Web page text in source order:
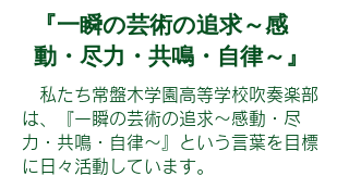
『一瞬の芸術の追求～感
動・尽力・共鳴・自律～』
私たち常盤木学園高等学校吹奏楽部
は、『一瞬の芸術の追求～感動・尽
力・共鳴・自律～』という言葉を目標
に日々活動しています。